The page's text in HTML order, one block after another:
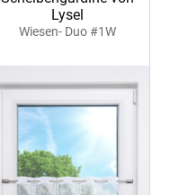
Lysel
Wiesen- Duo #1W